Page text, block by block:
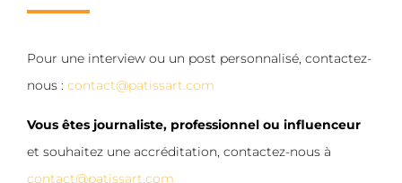
Pour une interview ou un post personnalisé, contactez-
nous : contact@patissart.com
Vous êtes journaliste, professionnel ou influenceur
et souhaitez une accréditation, contactez-nous à
contact@patissart.com